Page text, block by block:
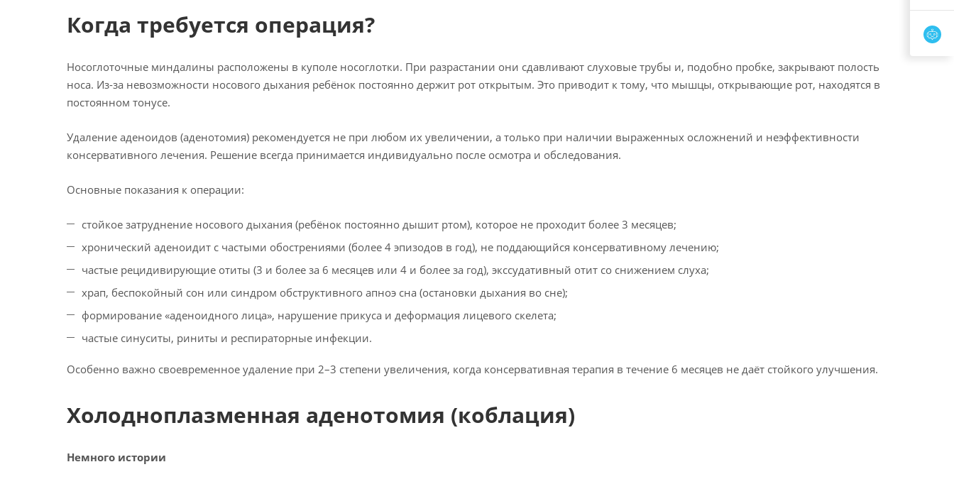
Когда требуется операция?
Носоглоточные миндалины расположены в куполе носоглотки. При разрастании они сдавливают слуховые трубы и, подобно пробке, закрывают полость
носа. Из-за невозможности носового дыхания ребёнок постоянно держит рот открытым. Это приводит к тому, что мышцы, открывающие рот, находятся в
постоянном тонусе.
Удаление аденоидов (аденотомия) рекомендуется не при любом их увеличении, а только при наличии выраженных осложнений и неэффективности
консервативного лечения. Решение всегда принимается индивидуально после осмотра и обследования.
Основные показания к операции:
стойкое затруднение носового дыхания (ребёнок постоянно дышит ртом), которое не проходит более 3 месяцев;
хронический аденоидит с частыми обострениями (более 4 эпизодов в год), не поддающийся консервативному лечению;
частые рецидивирующие отиты (3 и более за 6 месяцев или 4 и более за год), экссудативный отит со снижением слуха;
храп, беспокойный сон или синдром обструктивного апноэ сна (остановки дыхания во сне);
формирование «аденоидного лица», нарушение прикуса и деформация лицевого скелета;
частые синуситы, риниты и респираторные инфекции.
Особенно важно своевременное удаление при 2–3 степени увеличения, когда консервативная терапия в течение 6 месяцев не даёт стойкого улучшения.
Холодноплазменная аденотомия (коблация)
Немного истории